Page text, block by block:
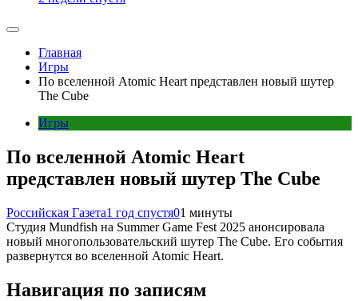
Главная
Игры
По вселенной Atomic Heart представлен новый шутер
The Cube
Игры
По вселенной Atomic Heart
представлен новый шутер The Cube
Российская Газета1 год спустя01 минуты
Студия Mundfish на Summer Game Fest 2025 анонсировала
новый многопользовательский шутер The Cube. Его события
развернутся во вселенной Atomic Heart.
Навигация по записям